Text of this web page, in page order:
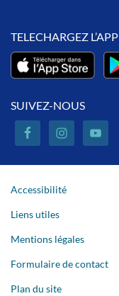
TELECHARGEZ
SUIVEZ-NOUS
Accessibilité
Liens utiles
Mentions légales
Formulaire de contact
Plan du site